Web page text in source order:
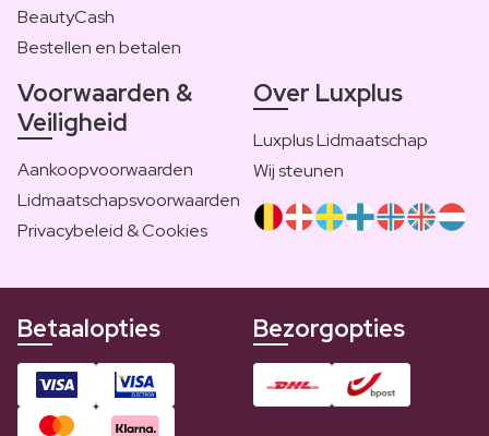
BeautyCash
Bestellen en betalen
Voorwaarden &
Veiligheid
Aankoopvoorwaarden
Lidmaatschapsvoorwaarden
Privacybeleid & Cookies
Over Luxplus
Luxplus Lidmaatschap
Wij steunen
Betaalopties Bezorgopties